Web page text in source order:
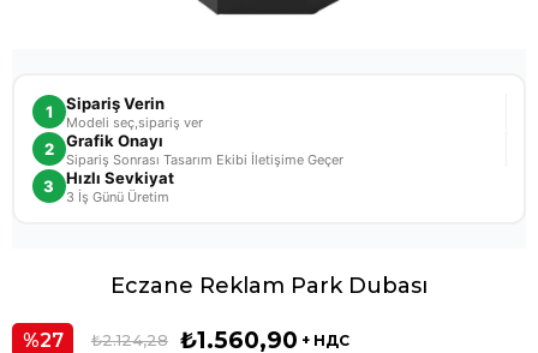
1 Sipariş Verin
Modeli seç,sipariş ver
2 Grafik Onayı
Sipariş Sonrası Tasarım Ekibi İletişime Geçer
3 Hızlı Sevkiyat
3 İş Günü Üretim
Eczane Reklam Park Dubası
27 ₺2.124,28 ₺1.560,90 + НДС